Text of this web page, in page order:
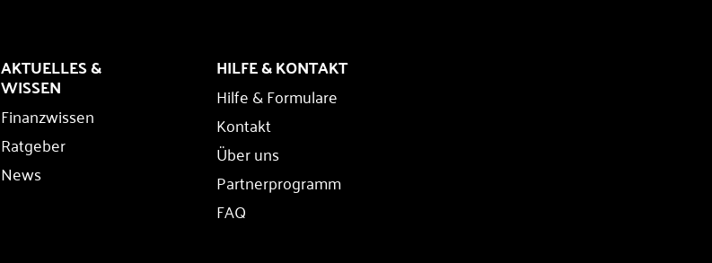
AKTUELLES &
WISSEN
Finanzwissen
Ratgeber
News
HILFE & KONTAKT
Hilfe & Formulare
Kontakt
Über uns
Partnerprogramm
FAQ